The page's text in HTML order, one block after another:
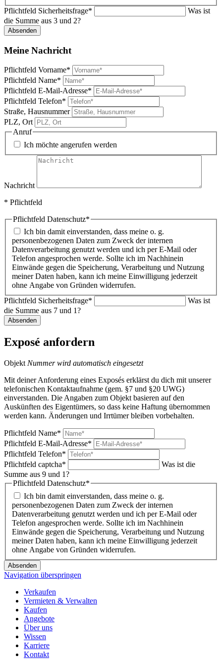
Pflichtfeld Sicherheitsfrage*
Was ist
die Summe aus 3 und 2?
Absenden
Meine Nachricht
Pflichtfeld Vorname*
Pflichtfeld Name*
Pflichtfeld E-Mail-Adresse*
Pflichtfeld Telefon*
Straße, Hausnummer
PLZ, Ort
Anruf
Ich möchte angerufen werden
Nachricht
* Pflichtfeld
Pflichtfeld Datenschutz*
Ich bin damit einverstanden, dass meine o. g.
personenbezogenen Daten zum Zweck der internen
Datenverarbeitung genutzt werden und ich per E-Mail oder
Telefon angesprochen werde. Sollte ich im Nachhinein
Einwände gegen die Speicherung, Verarbeitung und Nutzung
meiner Daten haben, kann ich meine Einwilligung jederzeit
ohne Angabe von Gründen widerrufen.
Pflichtfeld Sicherheitsfrage*
Was ist
die Summe aus 7 und 1?
Absenden
Exposé anfordern
Objekt Nummer wird automatisch eingesetzt
Mit deiner Anforderung eines Exposés erklärst du dich mit unserer
telefonischen Kontaktaufnahme (gem. §7 und §20 UWG)
einverstanden. Die Angaben zum Objekt basieren auf den
Auskünften des Eigentümers, so dass keine Haftung übernommen
werden kann. Änderungen und Irrtümer bleiben vorbehalten.
Pflichtfeld Name*
Pflichtfeld E-Mail-Adresse*
Pflichtfeld Telefon*
Pflichtfeld captcha*
Was ist die
Summe aus 9 und 1?
Pflichtfeld Datenschutz*
Ich bin damit einverstanden, dass meine o. g.
personenbezogenen Daten zum Zweck der internen
Datenverarbeitung genutzt werden und ich per E-Mail oder
Telefon angesprochen werde. Sollte ich im Nachhinein
Einwände gegen die Speicherung, Verarbeitung und Nutzung
meiner Daten haben, kann ich meine Einwilligung jederzeit
ohne Angabe von Gründen widerrufen.
Absenden
Navigation überspringen
Verkaufen
Vermieten & Verwalten
Kaufen
Angebote
Über uns
Wissen
Karriere
Kontakt